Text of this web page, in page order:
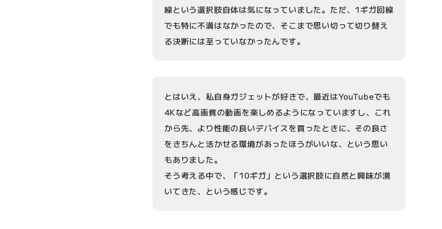
線という選択肢自体は気になっていました。ただ、1ギガ回線
でも特に不満はなかったので、そこまで思い切って切り替え
る決断には至っていなかったんです。
とはいえ、私自身ガジェットが好きで、最近はYouTubeでも
4Kなど高画質の動画を楽しめるようになっていますし、これ
から先、より性能の良いデバイスを買ったときに、その良さ
をきちんと活かせる環境があったほうがいいな、という思い
もありました。
そう考える中で、「10ギガ」という選択肢に自然と興味が湧
いてきた、という感じです。